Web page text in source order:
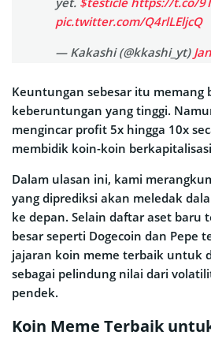
— Lookonchain
January 12, 2026
pic.twitter.com/Q4rlLEljcQ
— Kakashi (@kkashi_yt)
Keuntungan sebesar itu
keberuntungan yang tinggi.
mengincar profit 5x hingga 10x
membidik koin-koin
Dalam ulasan ini, kami
yang diprediksi akan meledak
ke depan. Selain daftar aset baru
besar seperti Dogecoin dan Pepe
jajaran koin meme terbaik untuk
sebagai pelindung nilai dari
pendek.
Koin Meme Terbaik